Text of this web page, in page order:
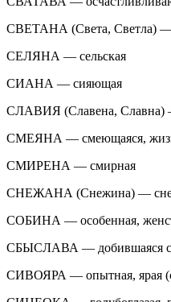
СВЕТАНА (Света, Светла) —
СЕЛЯНА — сельская
СИАНА — сияющая
СЛАВИЯ (Славена, Славна)
СМЕЯНА — смеющаяся,
СМИРЕНА — смирная
СНЕЖАНА (Снежина) —
СОБИНА — особенная,
СБЫСЛАВА — добившаяся
СИВОЯРА — опытная, ярая